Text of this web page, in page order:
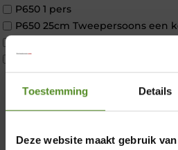
Toestemming Details
Deze website maakt gebruik
P650 1 pers
P650 25cm Tweepersoons een
Toppers
Maatvoering
1 persoon
2 personen
Twijfelaar